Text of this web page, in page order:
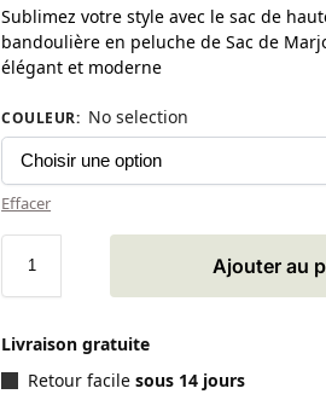
Sublimez votre style avec le sac de
bandoulière en peluche de Sac de
élégant et moderne
COULEUR: No selection
Effacer
Ajouter au
Livraison gratuite
Retour facilesous 14 jours